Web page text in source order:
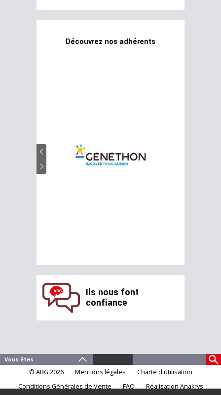
Découvrez nos adhérents
Ils nous font
confiance
© ABG 2026 Mentions légales
Charte d'utilisation
Conditions Générales de Vente
FAQ
Réalisation Anakrys